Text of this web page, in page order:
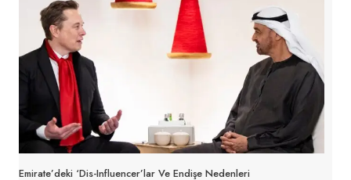
Emirate’deki ‘dis-Influencer’lar Ve Endişe Nedenleri